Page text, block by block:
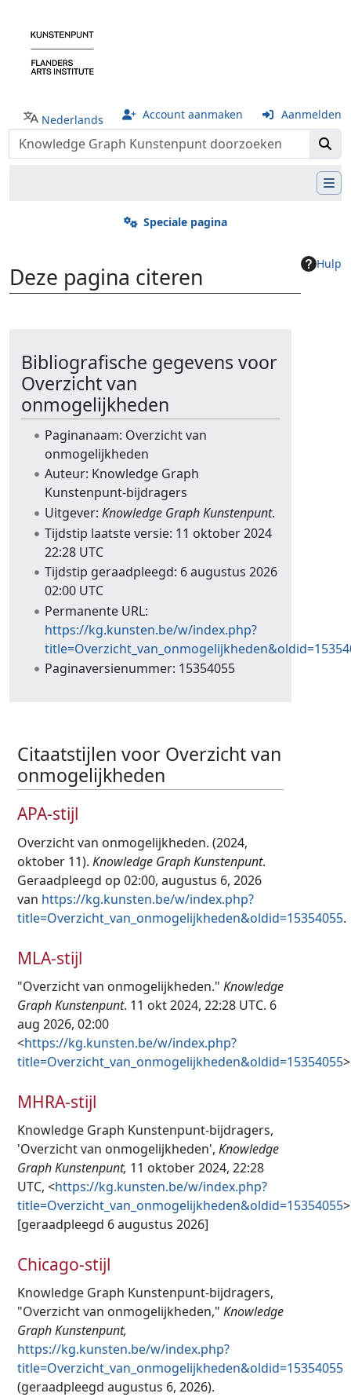
Nederlands Account aanmaken Aanmelden
Speciale pagina
Hulp
Deze pagina citeren
Bibliografische gegevens voor
Overzicht van
onmogelijkheden
Paginanaam: Overzicht van
onmogelijkheden
Auteur: Knowledge Graph
Kunstenpunt-bijdragers
Uitgever:Knowledge Graph Kunstenpunt.
Tijdstip laatste versie: 11 oktober 2024
22:28 UTC
Tijdstip geraadpleegd: 6 augustus 2026
02:00 UTC
Permanente URL:
https://kg.kunsten.be/w/index.php?
Paginaversienummer: 15354055
Citaatstijlen voor Overzicht van
onmogelijkheden
APA-stijl
Overzicht van onmogelijkheden. (2024,
oktober 11). Knowledge Graph Kunstenpunt.
Geraadpleegd op 02:00, augustus 6, 2026
van https://kg.kunsten.be/w/index.php?
title=Overzicht_van_onmogelijkheden&oldid=15354055.
MLA-stijl
"Overzicht van onmogelijkheden." Knowledge
Graph Kunstenpunt. 11 okt 2024, 22:28 UTC. 6
aug 2026, 02:00
<https://kg.kunsten.be/w/index.php?
title=Overzicht_van_onmogelijkheden&oldid=15354055
MHRA-stijl
Knowledge Graph Kunstenpunt-bijdragers,
'Overzicht van onmogelijkheden', Knowledge
Graph Kunstenpunt, 11 oktober 2024, 22:28
UTC, <https://kg.kunsten.be/w/index.php?
title=Overzicht_van_onmogelijkheden&oldid=15354055>
[geraadpleegd 6 augustus 2026]
Chicago-stijl
Knowledge Graph Kunstenpunt-bijdragers,
"Overzicht van onmogelijkheden," Knowledge
Graph Kunstenpunt,
https://kg.kunsten.be/w/index.php?
title=Overzicht_van_onmogelijkheden&oldid=15354055
(geraadpleegd augustus 6, 2026).